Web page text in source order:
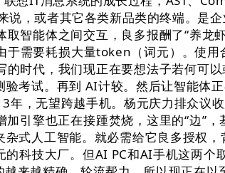
，或者其它各类新品类的终端。是
智能体之间交互，良多报酬了“养
需要耗损大量token（词元）。使
时代，我们现正在要想法子若何可
考试。再到 AI计较。然后让智能体
，无望跨越手机。杨元庆力排众议
引擎也正在接踵焚烧，这里的“边”
式人工智能。就必需给它良多授权
科技大厂。但AI PC和AI手机这两